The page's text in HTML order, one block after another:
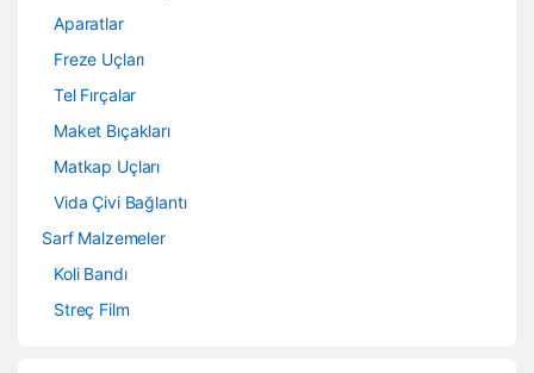
Aparatlar
Freze Uçları
Tel Fırçalar
Maket Bıçakları
Matkap Uçları
Vida Çivi Bağlantı
Sarf Malzemeler
Koli Bandı
Streç Film